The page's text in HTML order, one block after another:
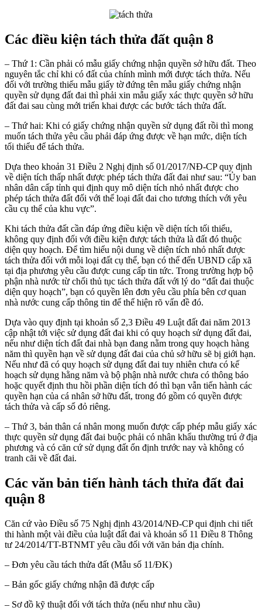
Các điều kiện tách thửa đất quận 8
– Thứ 1: Cần phải có mẫu giấy chứng nhận quyền sở hữu đất. Theo
nguyên tắc chỉ khi có đất của chính mình mới được tách thửa. Nếu
đối với trường thiếu mẫu giấy tờ đứng tên mẫu giấy chứng nhận
quyền sử dụng đất đai thì phải xin mẫu giấy xác thực quyền sở hữu
đất đai sau cùng mới triển khai được các bước tách thửa đất.
– Thứ hai: Khi có giấy chứng nhận quyền sử dụng đất rồi thì mong
muốn tách thửa yêu cầu phải đáp ứng được về hạn mức, diện tích
tối thiểu để tách thửa.
Dựa theo khoản 31 Điều 2 Nghị định số 01/2017/NĐ-CP quy định
về diện tích thấp nhất được phép tách thửa đất đai như sau: “Ủy ban
nhân dân cấp tỉnh qui định quy mô diện tích nhỏ nhất được cho
phép tách thửa đất đối với thể loại đất đai cho tương thích với yêu
cầu cụ thể của khu vực”.
Khi tách thửa đất cần đáp ứng điều kiện về diện tích tối thiểu,
không quy định đối với điều kiện được tách thửa là đất đó thuộc
diện quy hoạch. Để tìm hiểu nội dung về diện tích nhỏ nhất được
tách thửa đối với mỗi loại đất cụ thể, bạn có thể đến UBND cấp xã
tại địa phương yêu cầu được cung cấp tin tức. Trong trường hợp bộ
phận nhà nước từ chối thủ tục tách thửa đất với lý do “đất đai thuộc
diện quy hoạch”, bạn có quyền lên đơn yêu cầu phía bên cơ quan
nhà nước cung cấp thông tin để thể hiện rõ vấn đề đó.
Dựa vào quy định tại khoản số 2,3 Điều 49 Luật đất đai năm 2013
cập nhật tới việc sử dụng đất đai khi có quy hoạch sử dụng đất đai,
nếu như diện tích đất đai nhà bạn đang nằm trong quy hoạch hàng
năm thì quyền hạn về sử dụng đất đai của chủ sở hữu sẽ bị giới hạn.
Nếu như đã có quy hoạch sử dụng đất đai tuy nhiên chưa có kế
hoạch sử dụng hằng năm và bộ phận nhà nước chưa có thông báo
hoặc quyết định thu hồi phần diện tích đó thì bạn vẫn tiến hành các
quyền hạn của cá nhân sở hữu đất, trong đó gồm có quyền được
tách thửa và cấp sổ đỏ riêng.
– Thứ 3, bản thân cá nhân mong muốn được cấp phép mẫu giấy xác
thực quyền sử dụng đất đai buộc phải có nhân khẩu thường trú ở địa
phương và có căn cứ sử dụng đất ổn định trước nay và không có
tranh cãi về đất đai.
Các văn bản tiến hành tách thửa đất đai
quận 8
Căn cứ vào Điều số 75 Nghị định 43/2014/NĐ-CP qui định chi tiết
thi hành một vài điều của luật đất đai và khoản số 11 Điều 8 Thông
tư 24/2014/TT-BTNMT yêu cầu đối với văn bản địa chính.
– Đơn yêu cầu tách thửa đất (Mẫu số 11/ĐK)
– Bản gốc giấy chứng nhận đã được cấp
– Sơ đồ kỹ thuật đối với tách thửa (nếu như nhu cầu)